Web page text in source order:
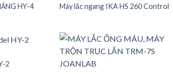
Add to
HY-4
Add to
Máy lắc ngang IKA HS 260 Control
2